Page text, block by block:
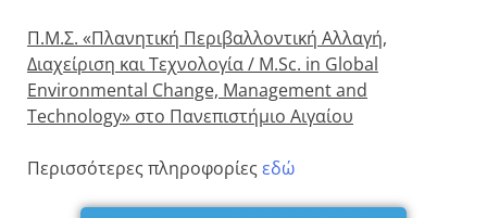
Π.Μ.Σ. «Πλανητική Περιβαλλοντική Αλλαγή,
Διαχείριση και Τεχνολογία / M.Sc. in Global
Environmental Change, Management and
Technology» στο Πανεπιστήμιο Αιγαίου
Περισσότερες πληροφορίες εδώ